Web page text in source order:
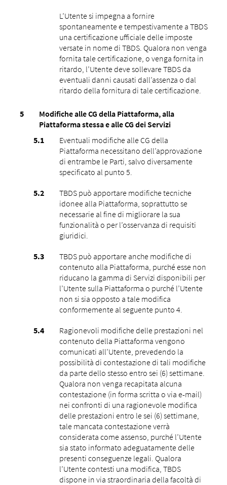
L’Utente si impegna a fornire
spontaneamente e tempestivamente a TBDS
una certificazione ufficiale delle imposte
versate in nome di TBDS. Qualora non venga
fornita tale certificazione, o venga fornita in
ritardo, l’Utente deve sollevare TBDS da
eventuali danni causati dall’assenza o dal
ritardo della fornitura di tale certificazione.
Modifiche alle CG della Piattaforma, alla
Piattaforma stessa e alle CG dei Servizi
Eventuali modifiche alle CG della
Piattaforma necessitano dell’approvazione
di entrambe le Parti, salvo diversamente
specificato al punto 5.
TBDS può apportare modifiche tecniche
idonee alla Piattaforma, soprattutto se
necessarie al fine di migliorare la sua
funzionalità o per l’osservanza di requisiti
giuridici.
TBDS può apportare anche modifiche di
contenuto alla Piattaforma, purché esse non
riducano la gamma di Servizi disponibili per
l’Utente sulla Piattaforma o purché l’Utente
non si sia opposto a tale modifica
conformemente al seguente punto ‎4.
Ragionevoli modifiche delle prestazioni nel
contenuto della Piattaforma vengono
comunicati all’Utente, prevedendo la
possibilità di contestazione di tali modifiche
da parte dello stesso entro sei (6) settimane.
Qualora non venga recapitata alcuna
contestazione (in forma scritta o via e-mail)
nei confronti di una ragionevole modifica
delle prestazioni entro le sei (6) settimane,
tale mancata contestazione verrà
considerata come assenso, purché l’Utente
sia stato informato adeguatamente delle
presenti conseguenze legali. Qualora
l’Utente contesti una modifica, TBDS
dispone in via straordinaria della facoltà di